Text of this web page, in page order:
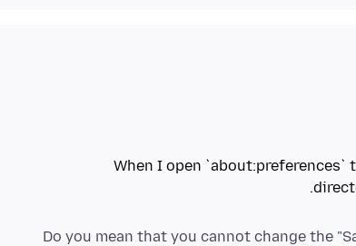
When I open `about:preferences`
Do you mean that you cannot change the